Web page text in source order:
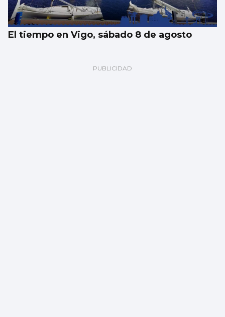
El tiempo en Vigo, sábado 8 de agosto